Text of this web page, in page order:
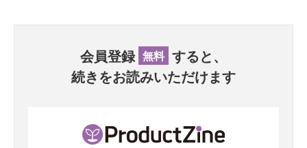
会員登録 無料 すると、
続きをお読みいただけます